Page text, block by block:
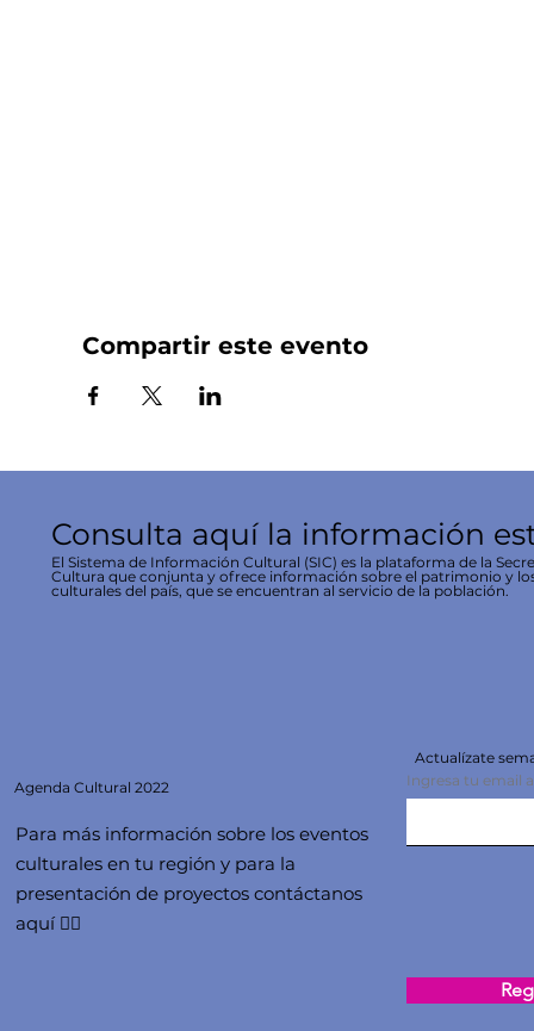
Compartir este evento
Consulta aquí la información
El Sistema de Información Cultural (SIC) es la plataforma de la
Cultura que conjunta y ofrece información sobre el patrimonio y
culturales del país, que se encuentran al servicio de la población.
Agenda Cultural 2022
Para más información sobre los eventos
culturales en tu región y para la
presentación de proyectos contáctanos
aquí 👇🏻
Actualízate
Ingresa tu email